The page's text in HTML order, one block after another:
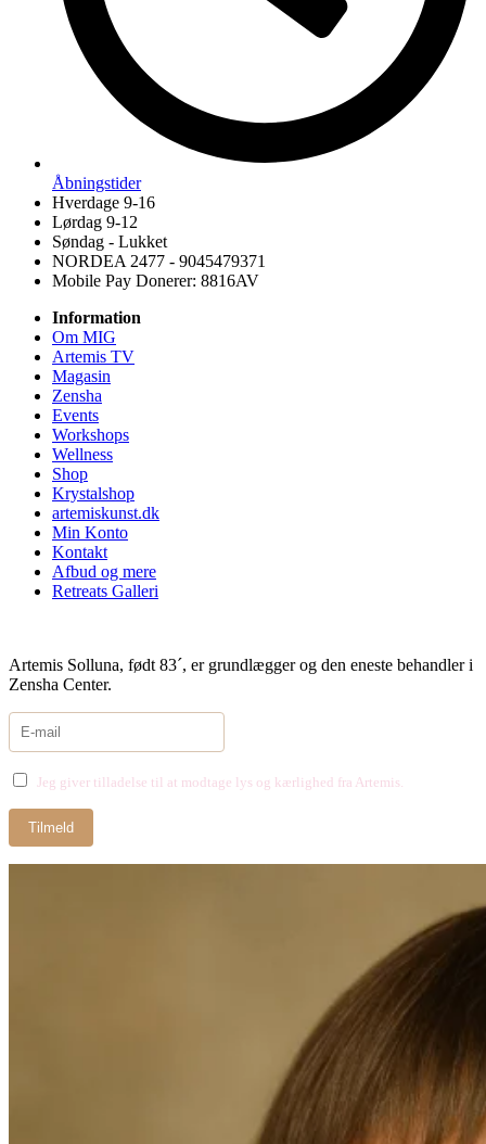
Åbningstider
Hverdage 9-16
Lørdag 9-12
Søndag - Lukket
NORDEA 2477 - 9045479371
Mobile Pay Donerer: 8816AV
Information
Om MIG
Artemis TV
Magasin
Zensha
Events
Workshops
Wellness
Shop
Krystalshop
artemiskunst.dk
Min Konto
Kontakt
Afbud og mere
Retreats Galleri
Artemis Solluna, født 83´, er grundlægger og den eneste behandler i
Zensha Center.
Jeg giver tilladelse til at modtage lys og kærlighed fra Artemis.